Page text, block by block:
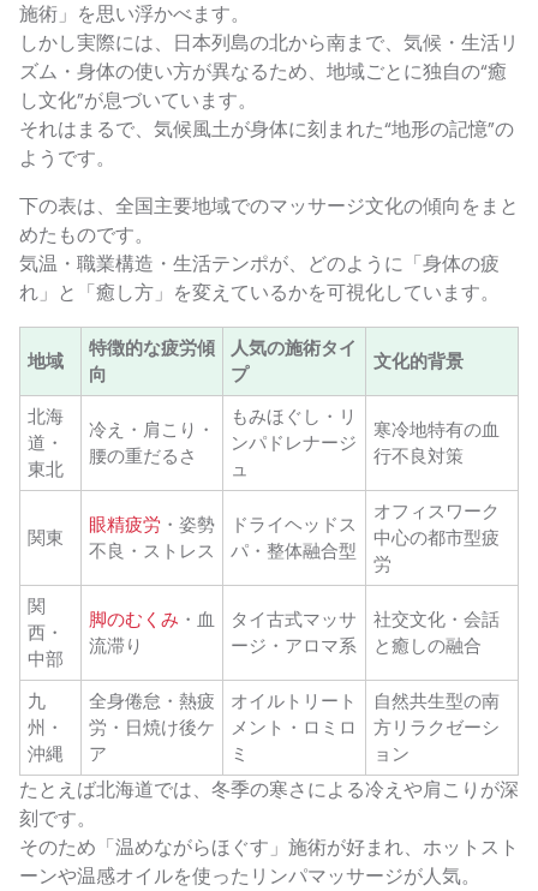
施術」を思い浮かべます。
しかし実際には、日本列島の北から南まで、気候・生活リ
ズム・身体の使い方が異なるため、地域ごとに独自の“癒
し文化”が息づいています。
それはまるで、気候風土が身体に刻まれた“地形の記憶”の
ようです。
下の表は、全国主要地域でのマッサージ文化の傾向をまと
めたものです。
気温・職業構造・生活テンポが、どのように「身体の疲
れ」と「癒し方」を変えているかを可視化しています。
地域
特徴的な疲労傾
向
人気の施術タイ
プ
文化的背景
北海
道・
東北
冷え・肩こり・
腰の重だるさ
もみほぐし・リ
ンパドレナージ
ュ
寒冷地特有の血
行不良対策
関東
眼精疲労 ・姿勢
不良・ストレス
ドライヘッドス
パ・整体融合型
オフィスワーク
中心の都市型疲
労
関
西・
中部
脚のむくみ ・血
流滞り
タイ古式マッサ
ージ・アロマ系
社交文化・会話
と癒しの融合
九
州・
沖縄
全身倦怠・熱疲
労・日焼け後ケ
ア
オイルトリート
メント・ロミロ
ミ
自然共生型の南
方リラクゼーシ
ョン
たとえば北海道では、冬季の寒さによる冷えや肩こりが深
刻です。
そのため「温めながらほぐす」施術が好まれ、ホットスト
ーンや温感オイルを使ったリンパマッサージが人気。